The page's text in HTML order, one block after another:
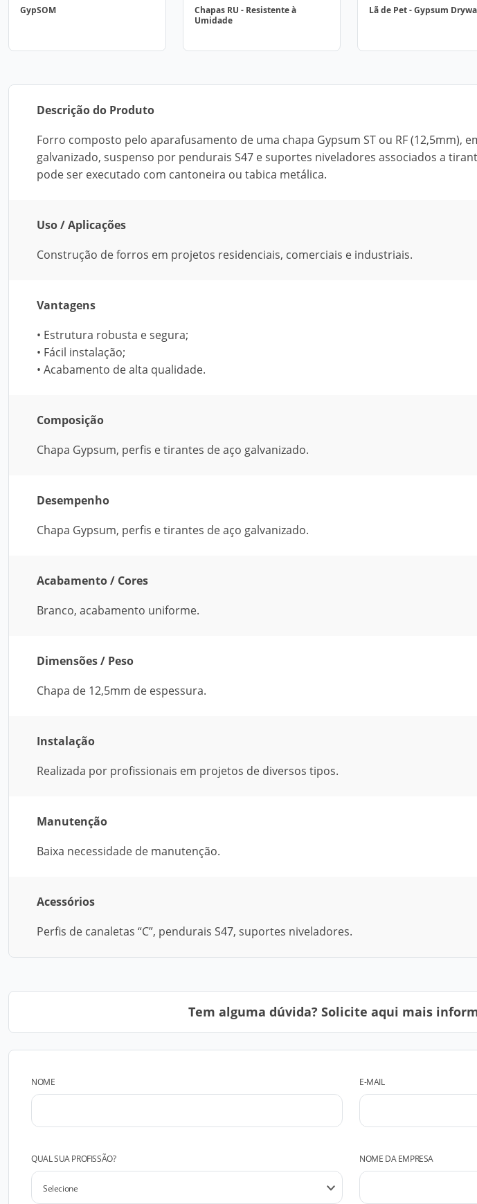
GypSOM
Chapas RU - Resistente à
Umidade
Lã de Pet - Gypsum
Descrição do Produto
Forro composto pelo aparafusamento de uma chapa Gypsum ST ou RF (12,5mm),
galvanizado, suspenso por pendurais S47 e suportes niveladores associados a
pode ser executado com cantoneira ou tabica metálica.
Uso / Aplicações
Construção de forros em projetos residenciais, comerciais e industriais.
Vantagens
• Estrutura robusta e segura;
• Fácil instalação;
• Acabamento de alta qualidade.
Composição
Chapa Gypsum, perfis e tirantes de aço galvanizado.
Desempenho
Chapa Gypsum, perfis e tirantes de aço galvanizado.
Acabamento / Cores
Branco, acabamento uniforme.
Dimensões / Peso
Chapa de 12,5mm de espessura.
Instalação
Realizada por profissionais em projetos de diversos tipos.
Manutenção
Baixa necessidade de manutenção.
Acessórios
Perfis de canaletas “C”, pendurais S47, suportes niveladores.
Tem alguma dúvida? Solicite aqui mais
NOME E-MAIL
QUAL SUA PROFISSÃO? NOME DA EMPRESA